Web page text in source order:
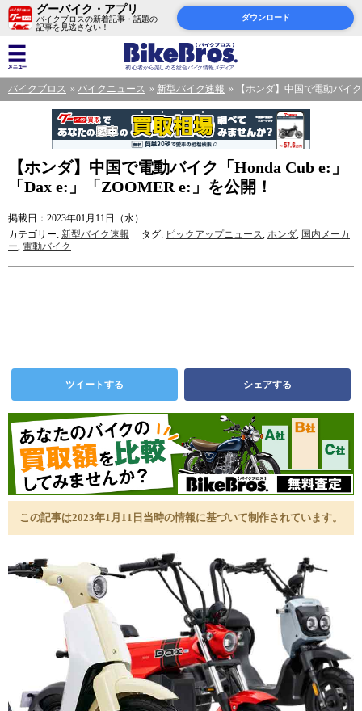
グーバイク・アプリ
バイクブロスの新着記事・話題の
記事を見逃さない！
ダウンロード
バイクブロス バイクニュース 新型バイク速報 【ホンダ】中国で電動バイ
【ホンダ】中国で電動バイク「Honda Cub e:」
「Dax e:」「ZOOMER e:」を公開！
掲載日：2023年01月11日（水）
カテゴリー: 新型バイク速報 タグ: ピックアップニュース, ホンダ, 国内メーカ
ー, 電動バイク
ツイートする シェアする
この記事は2023年1月11日当時の情報に基づいて制作されています。